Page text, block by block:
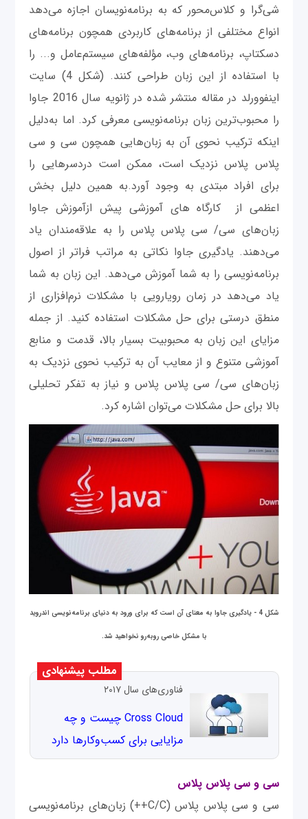
شی‌گرا و کلاس‌محور که به برنامه‌نویسان اجازه می‌دهد
انواع مختلفی از برنامه‌های کاربردی همچون برنامه‌های
دسکتاپ، برنامه‌های وب، مؤلفه‌های سیستم‌عامل و... را
با استفاده از این زبان طراحی کنند. (شکل 4) سایت
اینفوورلد در مقاله منتشر شده در ژانویه سال 2016 جاوا
را محبوب‌ترین زبان برنامه‌نویسی معرفی کرد. اما به‌دلیل
اینکه ترکیب نحوی آن به زبان‌هایی همچون سی و سی
پلاس پلاس نزدیک است، ممکن است دردسرهایی را
برای افراد مبتدی به وجود آورد.به همین دلیل بخش
اعظمی از کارگاه‌ های آموزشی پیش ازآموزش جاوا
زبان‌های سی/ سی پلاس پلاس را به علاقه‌مندان یاد
می‌دهند. یادگیری جاوا نکاتی به‌ مراتب فراتر از اصول
برنامه‌نویسی را به شما آموزش می‌دهد. این زبان به شما
یاد می‌دهد در زمان رویارویی با مشکلات نرم‌افزاری از
منطق درستی برای حل مشکلات استفاده کنید. از جمله
مزایای این زبان به محبوبیت بسیار بالا، قدمت و منابع
آموزشی متنوع و از معایب آن به ترکیب نحوی نزدیک به
زبان‌های سی/ سی پلاس پلاس و نیاز به تفکر تحلیلی
بالا برای حل مشکلات می‌توان اشاره کرد.
شکل 4 - یادگیری جاوا به معنای آن است که برای ورود به دنیای برنامه‌نویسی اندروید
با مشکل خاصی روبه‌رو نخواهید شد.
مطلب پیشنهادی
فناوری‌های سال ۲۰۱۷
Cross Cloud چیست و چه
مزایایی برای کسب‌وکارها دارد
سی و سی پلاس پلاس
سی و سی پلاس پلاس (C/C++) زبان‌های برنامه‌نویسی